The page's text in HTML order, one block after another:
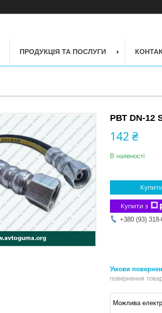
ПРОДУКЦІЯ ТА ПОСЛУГИ
РВТ DN-12
142 ₴
В наявності
Купити
Купити з
+380 (93)
повернення